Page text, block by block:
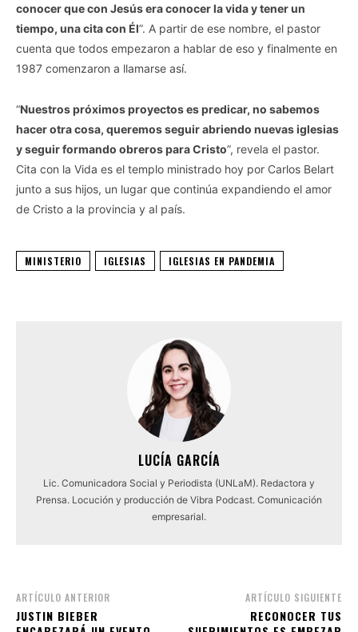
conocer que con Jesús era conocer la vida y tener un
tiempo, una cita con Él”. A partir de ese nombre, el pastor
cuenta que todos empezaron a hablar de eso y finalmente en
1987 comenzaron a llamarse así.
“Nuestros próximos proyectos es predicar, no sabemos
hacer otra cosa, queremos seguir abriendo nuevas iglesias
y seguir formando obreros para Cristo”, revela el pastor.
Cita con la Vida es el templo ministrado hoy por Carlos Belart
junto a sus hijos, un lugar que continúa expandiendo el amor
de Cristo a la provincia y al país.
MINISTERIO IGLESIAS IGLESIAS EN PANDEMIA
LUCÍA GARCÍA
Lic. Comunicadora Social y Periodista (UNLaM). Redactora y
Prensa. Locución y producción de Vibra Podcast. Comunicación
empresarial.
ARTÍCULO ANTERIOR
JUSTIN BIEBER
ARTÍCULO SIGUIENTE
RECONOCER TUS